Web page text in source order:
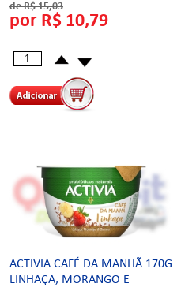
de R$ 15,03
por R$ 10,79
ACTIVIA CAFÉ DA MANHÃ 170G
LINHAÇA, MORANGO E